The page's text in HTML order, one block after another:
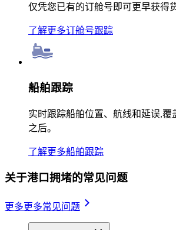
仅凭您已有的订舱号即可更早获得
了解更多订舱号跟踪
船舶跟踪
实时跟踪船舶位置、航线和延误,覆
之后。
了解更多船舶跟踪
关于港口拥堵的常见问题
更多更多常见问题